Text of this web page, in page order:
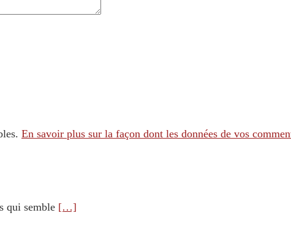
En savoir plus sur la façon dont les données de vos
qui semble […]